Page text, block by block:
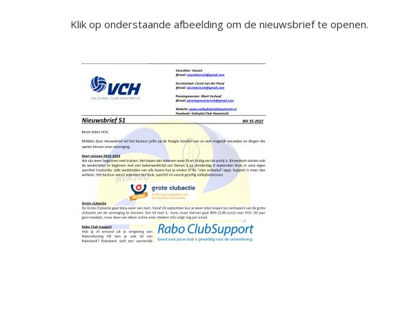
Klik op onderstaande afbeelding om de nieuwsbrief te openen.